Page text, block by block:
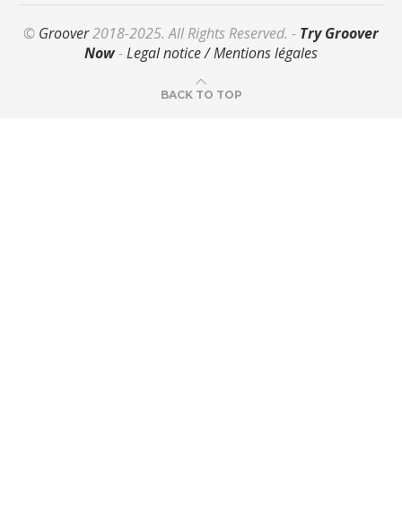
© Groover2018-2025. All Rights Reserved. - Try Groover
Now-Legal notice / Mentions légales
BACK TO TOP